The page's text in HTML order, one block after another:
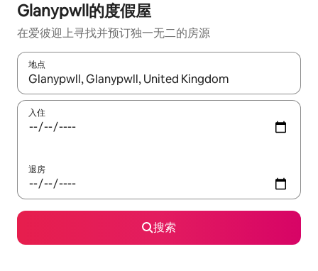
Glanypwll的度假屋
在爱彼迎上寻找并预订独一无二的房源
地点
如有搜索结果，请使用上下方向键查看，或通过点击或滑动手势
入住
退房
搜索